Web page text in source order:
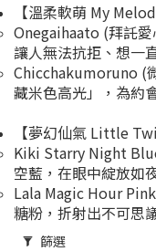
【溫柔軟萌 My
Onegaihaato (拜託
讓人無法抗拒、想一
Chicchakumoruno (
藏米色高光」，為約
【夢幻仙氣 Little
Kiki Starry Night
空藍，在眼中綻放如
Lala Magic Hour
糖粉，折射出不可思
篩選